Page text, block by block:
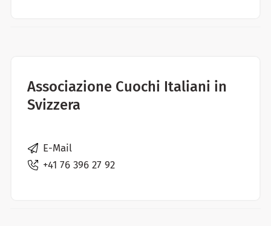
Associazione Cuochi Italiani in
Svizzera
E-Mail
+41 76 396 27 92